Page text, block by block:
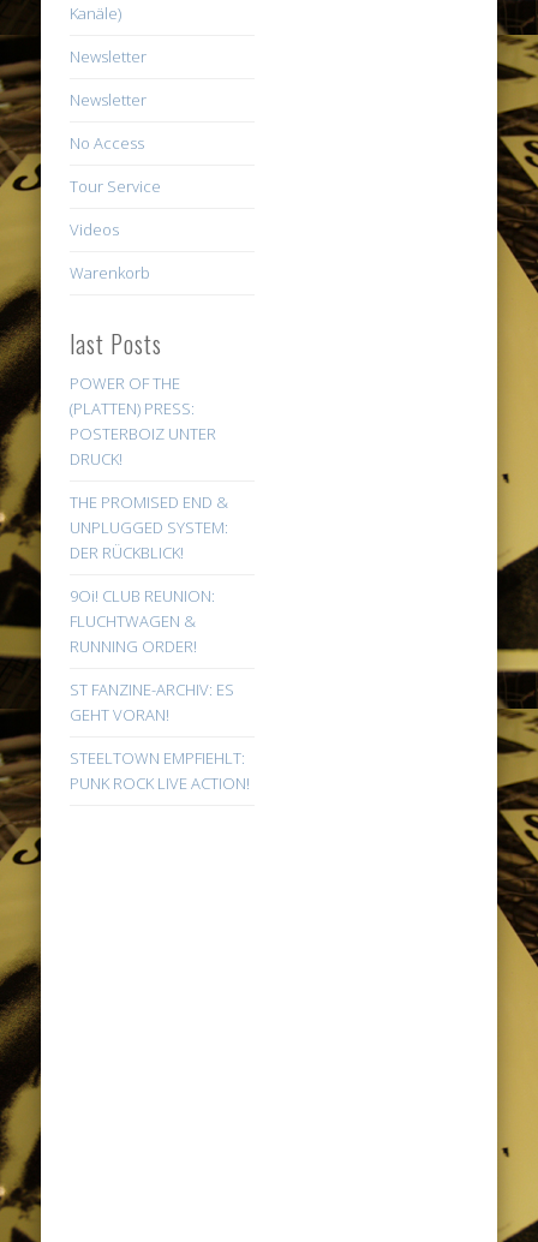
Kanäle)
Newsletter
Newsletter
No Access
Tour Service
Videos
Warenkorb
last Posts
POWER OF THE
(PLATTEN) PRESS:
POSTERBOIZ UNTER
DRUCK!
THE PROMISED END &
UNPLUGGED SYSTEM:
DER RÜCKBLICK!
9Oi! CLUB REUNION:
FLUCHTWAGEN &
RUNNING ORDER!
ST FANZINE-ARCHIV: ES
GEHT VORAN!
STEELTOWN EMPFIEHLT:
PUNK ROCK LIVE ACTION!